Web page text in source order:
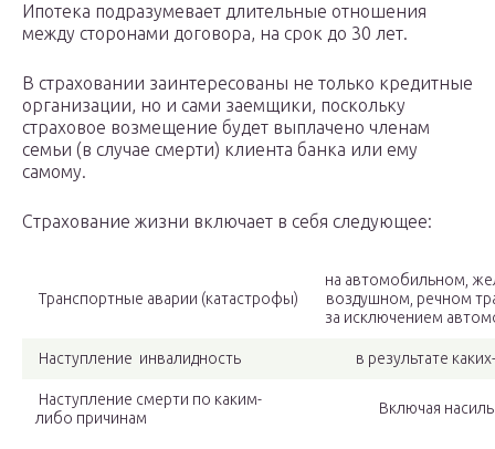
Ипотека подразумевает длительные отношения
между сторонами договора, на срок до 30 лет.
В страховании заинтересованы не только кредитные
организации, но и сами заемщики, поскольку
страховое возмещение будет выплачено членам
семьи (в случае смерти) клиента банка или ему
самому.
Страхование жизни включает в себя следующее:
Транспортные аварии (катастрофы)
на автомобильном,
воздушном, речном
за исключением
Наступление инвалидность в результате
Наступление смерти по каким-
либо причинам
Включая